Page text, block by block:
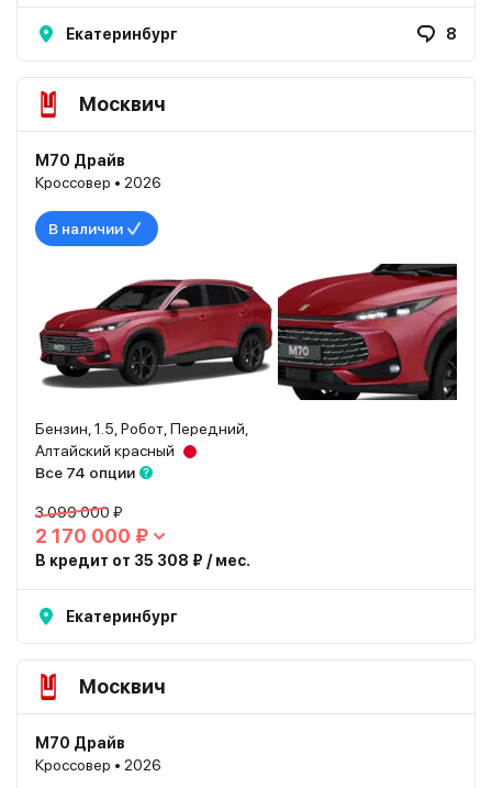
Екатеринбург 8
Москвич
М70 Драйв
Кроссовер • 2026
В наличии
Бензин, 1.5, Робот, Передний,
Алтайский красный
Все 74 опции
3 099 000 ₽
2 170 000 ₽
В кредит от 35 308 ₽ / мес.
Екатеринбург
Москвич
М70 Драйв
Кроссовер • 2026